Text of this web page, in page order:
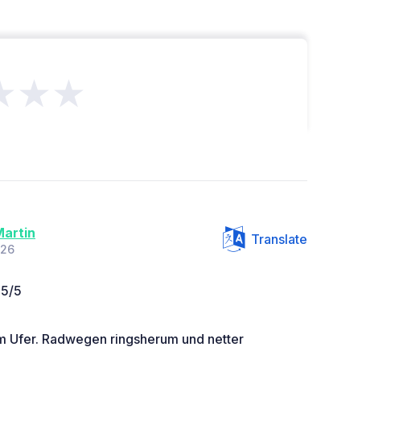
Translate
5/5
Ufer. Radwegen ringsherum und netter